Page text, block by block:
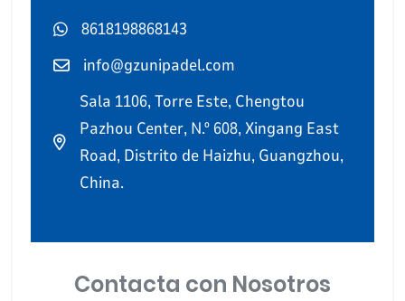
8618198868143
info@gzunipadel.com
Sala 1106, Torre Este, Chengtou
Pazhou Center, N.º 608, Xingang East
Road, Distrito de Haizhu, Guangzhou,
China.
Contacta con Nosotros